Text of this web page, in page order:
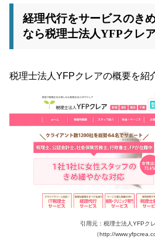
経理代行をサービスのき
なら税理士法人YFPクレ
税理士法人YFPクレアの概要を紹
引用元：税理士法人YFPク
（http://